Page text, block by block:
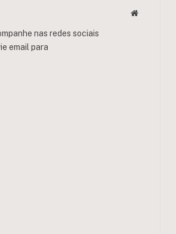
Website
nas redes sociais
email para